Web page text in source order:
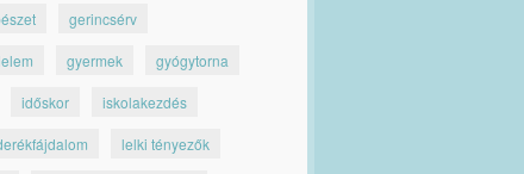
gerincsérv
gyermek gyógytorna
időskor iskolakezdés
lelki tényezők